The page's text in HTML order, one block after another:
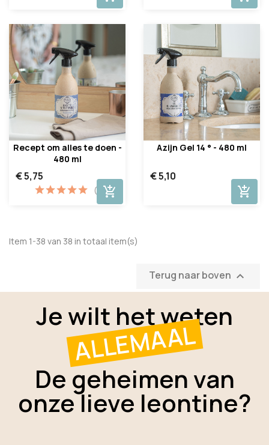
Recept om alles te doen -
480 ml
€ 5,75
(1)add_shopping_cart
Azijn Gel 14 ° - 480 ml
€ 5,10
add_shopping_cart
Item 1-38 van 38 in totaal item(s)
Terug naar boven 
Je wilt het weten
ALLEMAAL
De geheimen van
onze lieve leontine?